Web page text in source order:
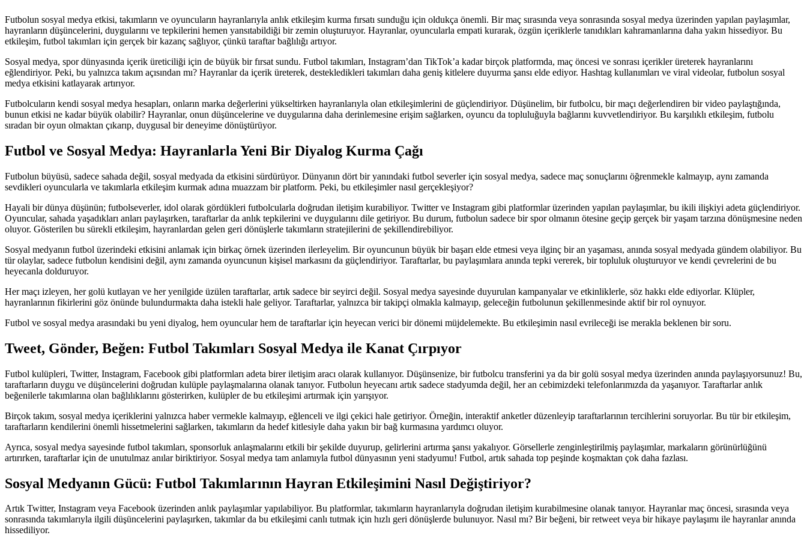
Futbolun sosyal medya etkisi, takımların ve oyuncuların hayranlarıyla anlık etkileşim kurma fırsatı sunduğu için oldukça önemli. Bir maç sırasında veya sonrasında sosyal medya üzerinden yapılan paylaşımlar,
hayranların düşüncelerini, duygularını ve tepkilerini hemen yansıtabildiği bir zemin oluşturuyor. Hayranlar, oyuncularla empati kurarak, özgün içeriklerle tanıdıkları kahramanlarına daha yakın hissediyor. Bu
etkileşim, futbol takımları için gerçek bir kazanç sağlıyor, çünkü taraftar bağlılığı artıyor.
Sosyal medya, spor dünyasında içerik üreticiliği için de büyük bir fırsat sundu. Futbol takımları, Instagram’dan TikTok’a kadar birçok platformda, maç öncesi ve sonrası içerikler üreterek hayranlarını
eğlendiriyor. Peki, bu yalnızca takım açısından mı? Hayranlar da içerik üreterek, destekledikleri takımları daha geniş kitlelere duyurma şansı elde ediyor. Hashtag kullanımları ve viral videolar, futbolun sosyal
medya etkisini katlayarak artırıyor.
Futbolcuların kendi sosyal medya hesapları, onların marka değerlerini yükseltirken hayranlarıyla olan etkileşimlerini de güçlendiriyor. Düşünelim, bir futbolcu, bir maçı değerlendiren bir video paylaştığında,
bunun etkisi ne kadar büyük olabilir? Hayranlar, onun düşüncelerine ve duygularına daha derinlemesine erişim sağlarken, oyuncu da topluluğuyla bağlarını kuvvetlendiriyor. Bu karşılıklı etkileşim, futbolu
sıradan bir oyun olmaktan çıkarıp, duygusal bir deneyime dönüştürüyor.
Futbol ve Sosyal Medya: Hayranlarla Yeni Bir Diyalog Kurma Çağı
Futbolun büyüsü, sadece sahada değil, sosyal medyada da etkisini sürdürüyor. Dünyanın dört bir yanındaki futbol severler için sosyal medya, sadece maç sonuçlarını öğrenmekle kalmayıp, aynı zamanda
sevdikleri oyuncularla ve takımlarla etkileşim kurmak adına muazzam bir platform. Peki, bu etkileşimler nasıl gerçekleşiyor?
Hayali bir dünya düşünün; futbolseverler, idol olarak gördükleri futbolcularla doğrudan iletişim kurabiliyor. Twitter ve Instagram gibi platformlar üzerinden yapılan paylaşımlar, bu ikili ilişkiyi adeta güçlendiriyor.
Oyuncular, sahada yaşadıkları anları paylaşırken, taraftarlar da anlık tepkilerini ve duygularını dile getiriyor. Bu durum, futbolun sadece bir spor olmanın ötesine geçip gerçek bir yaşam tarzına dönüşmesine neden
oluyor. Gösterilen bu sürekli etkileşim, hayranlardan gelen geri dönüşlerle takımların stratejilerini de şekillendirebiliyor.
Sosyal medyanın futbol üzerindeki etkisini anlamak için birkaç örnek üzerinden ilerleyelim. Bir oyuncunun büyük bir başarı elde etmesi veya ilginç bir an yaşaması, anında sosyal medyada gündem olabiliyor. Bu
tür olaylar, sadece futbolun kendisini değil, aynı zamanda oyuncunun kişisel markasını da güçlendiriyor. Taraftarlar, bu paylaşımlara anında tepki vererek, bir topluluk oluşturuyor ve kendi çevrelerini de bu
heyecanla dolduruyor.
Her maçı izleyen, her golü kutlayan ve her yenilgide üzülen taraftarlar, artık sadece bir seyirci değil. Sosyal medya sayesinde duyurulan kampanyalar ve etkinliklerle, söz hakkı elde ediyorlar. Klüpler,
hayranlarının fikirlerini göz önünde bulundurmakta daha istekli hale geliyor. Taraftarlar, yalnızca bir takipçi olmakla kalmayıp, geleceğin futbolunun şekillenmesinde aktif bir rol oynuyor.
Futbol ve sosyal medya arasındaki bu yeni diyalog, hem oyuncular hem de taraftarlar için heyecan verici bir dönemi müjdelemekte. Bu etkileşimin nasıl evrileceği ise merakla beklenen bir soru.
Tweet, Gönder, Beğen: Futbol Takımları Sosyal Medya ile Kanat Çırpıyor
Futbol kulüpleri, Twitter, Instagram, Facebook gibi platformları adeta birer iletişim aracı olarak kullanıyor. Düşünsenize, bir futbolcu transferini ya da bir golü sosyal medya üzerinden anında paylaşıyorsunuz! Bu,
taraftarların duygu ve düşüncelerini doğrudan kulüple paylaşmalarına olanak tanıyor. Futbolun heyecanı artık sadece stadyumda değil, her an cebimizdeki telefonlarımızda da yaşanıyor. Taraftarlar anlık
beğenilerle takımlarına olan bağlılıklarını gösterirken, kulüpler de bu etkileşimi artırmak için yarışıyor.
Birçok takım, sosyal medya içeriklerini yalnızca haber vermekle kalmayıp, eğlenceli ve ilgi çekici hale getiriyor. Örneğin, interaktif anketler düzenleyip taraftarlarının tercihlerini soruyorlar. Bu tür bir etkileşim,
taraftarların kendilerini önemli hissetmelerini sağlarken, takımların da hedef kitlesiyle daha yakın bir bağ kurmasına yardımcı oluyor.
Ayrıca, sosyal medya sayesinde futbol takımları, sponsorluk anlaşmalarını etkili bir şekilde duyurup, gelirlerini artırma şansı yakalıyor. Görsellerle zenginleştirilmiş paylaşımlar, markaların görünürlüğünü
artırırken, taraftarlar için de unutulmaz anılar biriktiriyor. Sosyal medya tam anlamıyla futbol dünyasının yeni stadyumu! Futbol, artık sahada top peşinde koşmaktan çok daha fazlası.
Sosyal Medyanın Gücü: Futbol Takımlarının Hayran Etkileşimini Nasıl Değiştiriyor?
Artık Twitter, Instagram veya Facebook üzerinden anlık paylaşımlar yapılabiliyor. Bu platformlar, takımların hayranlarıyla doğrudan iletişim kurabilmesine olanak tanıyor. Hayranlar maç öncesi, sırasında veya
sonrasında takımlarıyla ilgili düşüncelerini paylaşırken, takımlar da bu etkileşimi canlı tutmak için hızlı geri dönüşlerde bulunuyor. Nasıl mı? Bir beğeni, bir retweet veya bir hikaye paylaşımı ile hayranlar anında
hissediliyor.